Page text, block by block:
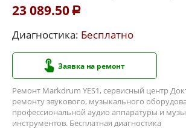
23 089.50 Р
Диагностика: Бесплатно
Заявка на ремонт
Ремонт Markdrum YES1, сервисный центр
ремонту звукового, музыкального
профессиональной аудио аппаратуры и
инструментов. Бесплатная диагностика